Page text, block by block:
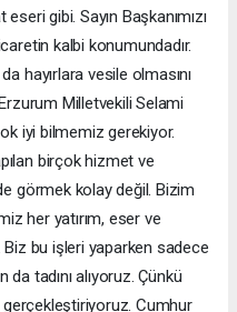
gibi. Sayın Başkanımızı
kalbi konumundadır.
hayırlara vesile olmasını
Milletvekili Selami
iyi bilmemiz gerekiyor.
birçok hizmet ve
görmek kolay değil. Bizim
her yatırım, eser ve
bu işleri yaparken sadece
da tadını alıyoruz. Çünkü
Cumhur